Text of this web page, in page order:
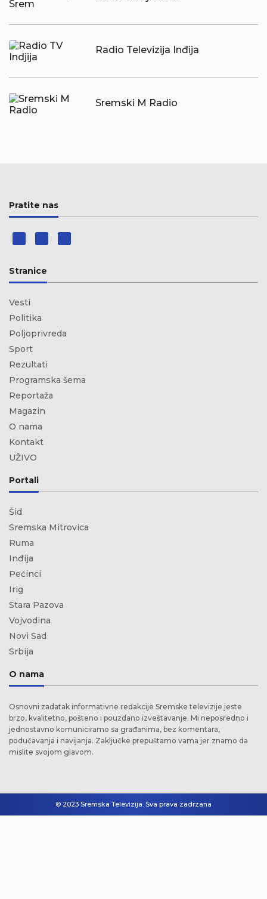
Radio Televizija Inđija
Sremski M Radio
Pratite nas
Stranice
Vesti
Politika
Poljoprivreda
Sport
Rezultati
Programska šema
Reportaža
Magazin
O nama
Kontakt
UŽIVO
Portali
Šid
Sremska Mitrovica
Ruma
Inđija
Pećinci
Irig
Stara Pazova
Vojvodina
Novi Sad
Srbija
O nama
Osnovni zadatak informativne redakcije Sremske televizije jeste
brzo, kvalitetno, pošteno i pouzdano izveštavanje. Mi neposredno i
jednostavno komuniciramo sa građanima, bez komentara,
podučavanja i navijanja. Zaključke prepuštamo vama jer znamo da
mislite svojom glavom.
© 2023 Sremska Televizija. Sva prava zadrzana